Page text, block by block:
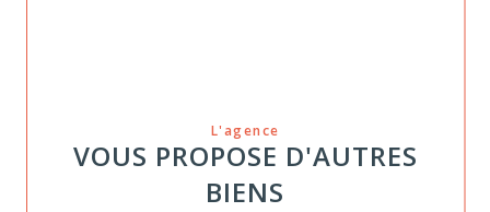
L'agence
VOUS PROPOSE D'AUTRES
BIENS